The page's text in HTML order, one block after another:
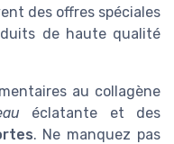
des offres spéciales
de haute qualité
au collagène
éclatante et des
. Ne manquez pas